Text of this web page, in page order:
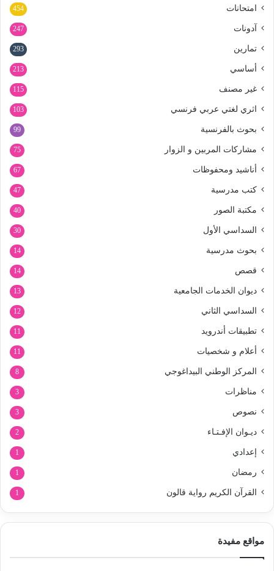
امتحانات 454
آدونات 247
تمارين 293
أساسي 213
غير مصنف 115
اثري لغتي عربي فرنسي 103
بحوث بالفرنسية 99
مشاركات المربين و الزوار 75
أناشيد ومحفوظات 67
كتب مدرسية 47
مكتبة الصور 40
السداسي الأول 30
بحوث مدرسية 14
قصص 14
ديوان الخدمات الجامعية 13
السداسي الثاني 12
تطبيقات أندرويد 11
أعلام و شخصيات 11
المركز الوطني البيداغوجي 8
مناظرات 3
نصوص 3
ديـوان الإفـتـاء 2
إعدادي 1
رمضان 1
القرآن الكريم رواية قالون 1
مواقع مفيدة